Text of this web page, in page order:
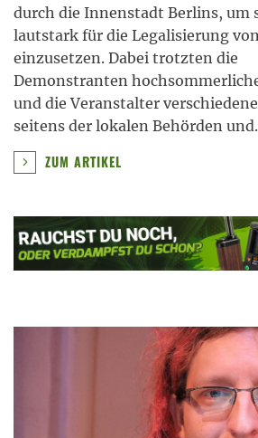
durch die Innenstadt Berlins, um
lautstark für die Legalisierung
einzusetzen. Dabei trotzten die
Demonstranten
und die Veranstalter
seitens der lokalen Behörden und
ZUM ARTIKEL